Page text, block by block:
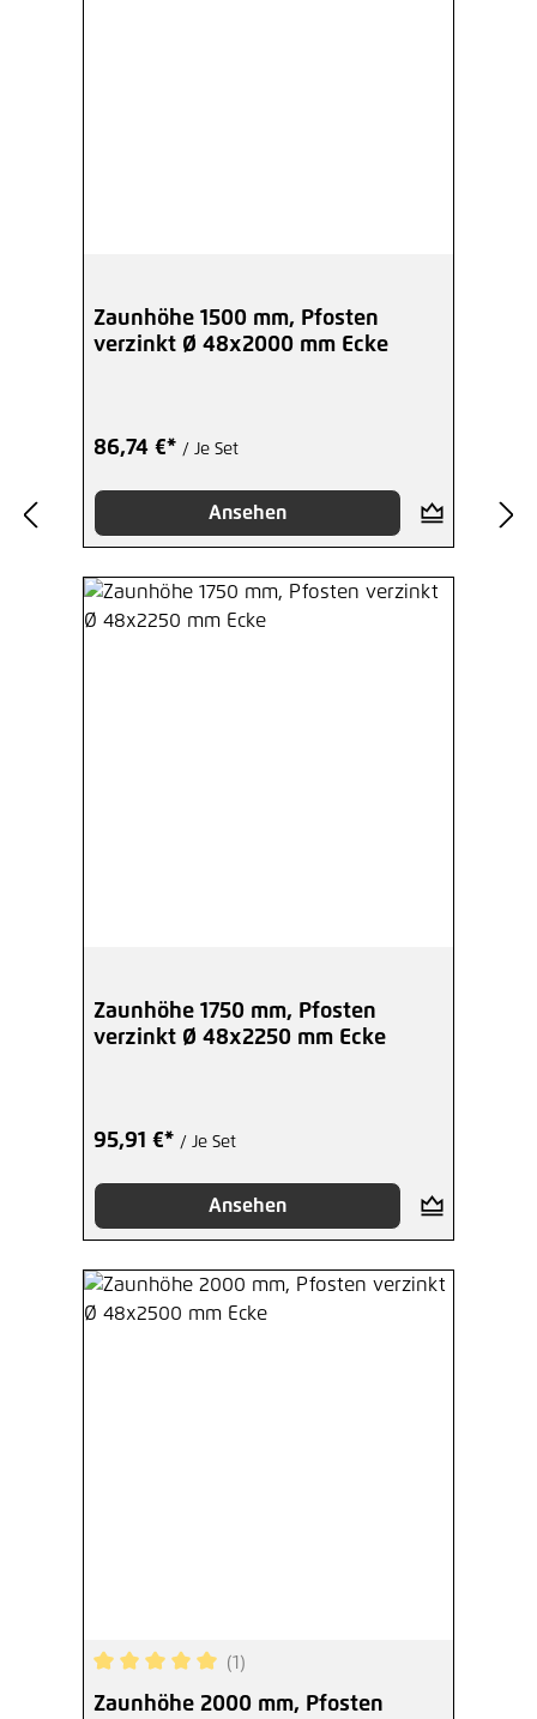
Zaunhöhe 1500 mm, Pfosten
verzinkt Ø 48x2000 mm Ecke
86,74 €* / Je Set
Ansehen
Zaunhöhe 1750 mm, Pfosten
verzinkt Ø 48x2250 mm Ecke
95,91 €* / Je Set
Ansehen
Durchschnittliche Bewertung von 5 von 5
(1)
Zaunhöhe 2000 mm, Pfosten